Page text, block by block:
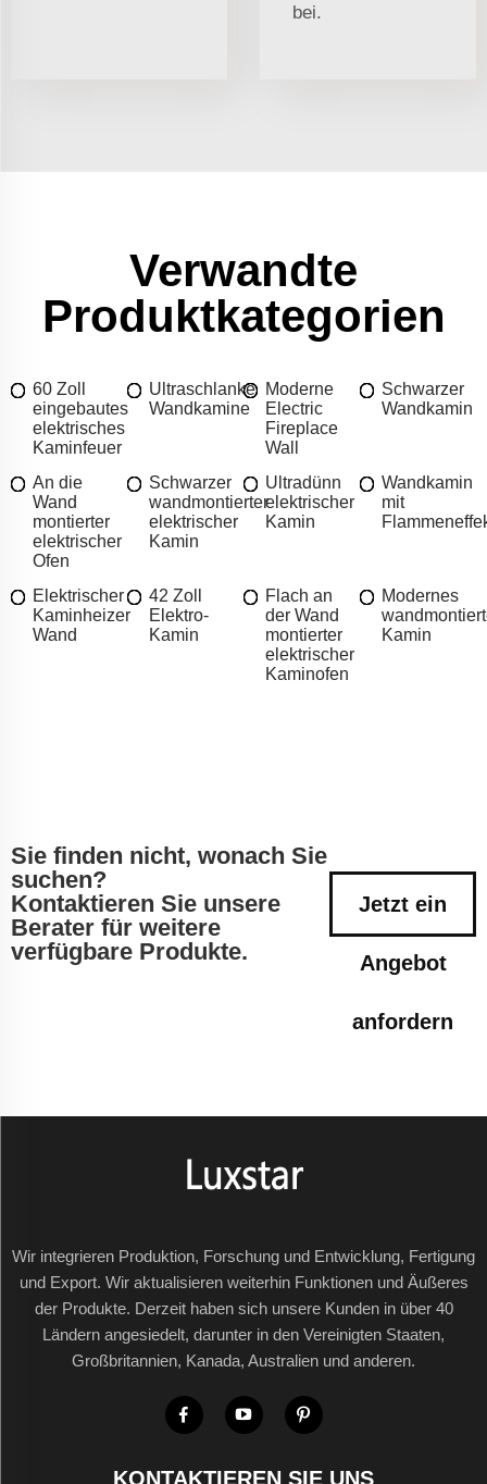
bei.
Verwandte
Produktkategorien
60 Zoll
eingebautes
elektrisches
Kaminfeuer
Ultraschlanke
Wandkamine
Moderne
Electric
Fireplace
Wall
Schwarzer
Wandkamin
An die
Wand
montierter
elektrischer
Ofen
Schwarzer
wandmontierter
elektrischer
Kamin
Ultradünn
elektrischer
Kamin
Wandkamin
mit
Elektrischer
Kaminheizer
Wand
42 Zoll
Elektro-
Kamin
Flach an
der Wand
montierter
elektrischer
Kaminofen
Modernes
Kamin
Sie finden nicht, wonach Sie
suchen?
Kontaktieren Sie unsere
Berater für weitere
verfügbare Produkte.
Jetzt ein
Angebot
anfordern
Wir integrieren Produktion, Forschung und Entwicklung, Fertigung
und Export. Wir aktualisieren weiterhin Funktionen und Äußeres
der Produkte. Derzeit haben sich unsere Kunden in über 40
Ländern angesiedelt, darunter in den Vereinigten Staaten,
Großbritannien, Kanada, Australien und anderen.
KONTAKTIEREN SIE UNS